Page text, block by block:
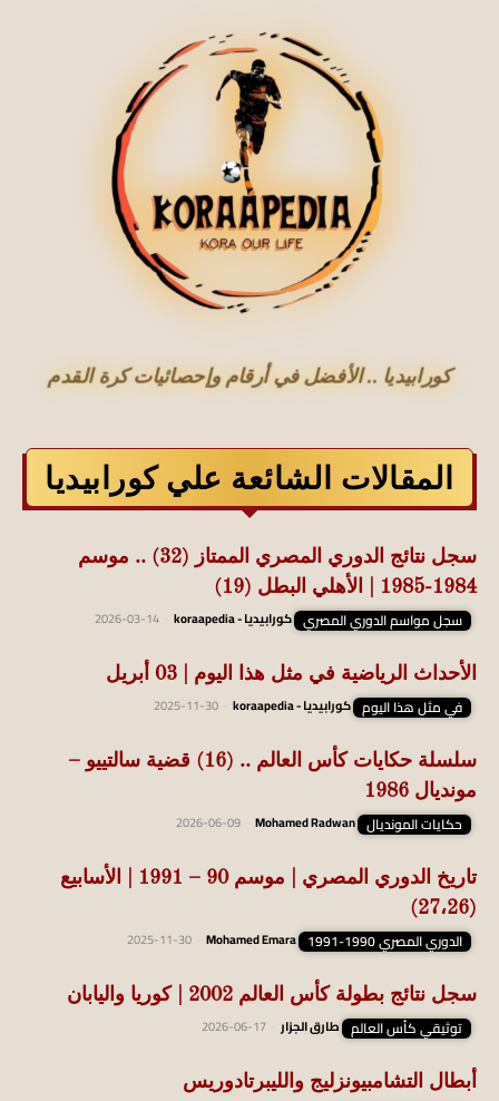
كورابيديا .. الأفضل في أرقام وإحصائيات كرة القدم
المقالات الشائعة علي كورابيديا
سجل نتائج الدوري المصري الممتاز (32) .. موسم
1984-1985 | الأهلي البطل (19)
سجل مواسم الدوري المصري كورابيديا - koraapedia 2026-03-14
الأحداث الرياضية في مثل هذا اليوم | 03 أبريل
في مثل هذا اليوم كورابيديا - koraapedia 2025-11-30
سلسلة حكايات كأس العالم .. (16) قضية سالتييو –
مونديال 1986
حكايات المونديال Mohamed Radwan
2026-06-09
تاريخ الدوري المصري | موسم 90 – 1991 | الأسابيع
(27،26)
الدوري المصري 1990-1991 Mohamed Emara
2025-11-30
سجل نتائج بطولة كأس العالم 2002 | كوريا واليابان
توثيقي كأس العالم طارق الجزار 2026-06-17
أبطال التشامبيونزليج والليبرتادوريس